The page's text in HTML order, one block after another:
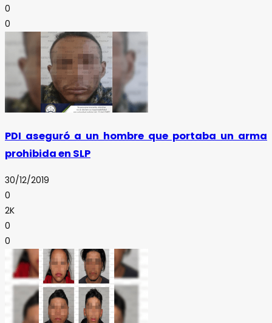
0
0
PDI aseguró a un hombre que portaba un arma
prohibida en SLP
30/12/2019
0
2K
0
0